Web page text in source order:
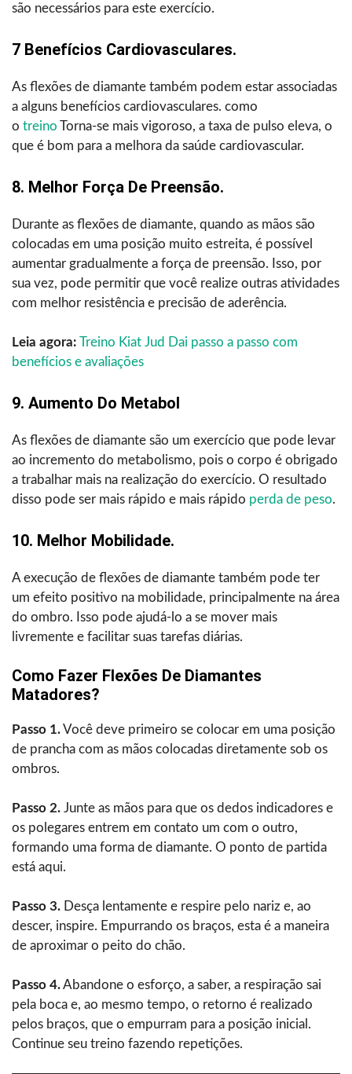
são necessários para este exercício.
7 Benefícios Cardiovasculares.
As flexões de diamante também podem estar associadas
a alguns benefícios cardiovasculares. como
o treino Torna-se mais vigoroso, a taxa de pulso eleva, o
que é bom para a melhora da saúde cardiovascular.
8. Melhor Força De Preensão.
Durante as flexões de diamante, quando as mãos são
colocadas em uma posição muito estreita, é possível
aumentar gradualmente a força de preensão. Isso, por
sua vez, pode permitir que você realize outras atividades
com melhor resistência e precisão de aderência.
Leia agora: Treino Kiat Jud Dai passo a passo com
benefícios e avaliações
9. Aumento Do Metabol
As flexões de diamante são um exercício que pode levar
ao incremento do metabolismo, pois o corpo é obrigado
a trabalhar mais na realização do exercício. O resultado
disso pode ser mais rápido e mais rápido perda de peso.
10. Melhor Mobilidade.
A execução de flexões de diamante também pode ter
um efeito positivo na mobilidade, principalmente na área
do ombro. Isso pode ajudá-lo a se mover mais
livremente e facilitar suas tarefas diárias.
Como Fazer Flexões De Diamantes
Matadores?
Passo 1.Você deve primeiro se colocar em uma posição
de prancha com as mãos colocadas diretamente sob os
ombros.
Passo 2. Junte as mãos para que os dedos indicadores e
os polegares entrem em contato um com o outro,
formando uma forma de diamante. O ponto de partida
está aqui.
Passo 3. Desça lentamente e respire pelo nariz e, ao
descer, inspire. Empurrando os braços, esta é a maneira
de aproximar o peito do chão.
Passo 4.Abandone o esforço, a saber, a respiração sai
pela boca e, ao mesmo tempo, o retorno é realizado
pelos braços, que o empurram para a posição inicial.
Continue seu treino fazendo ‍‌‍‍‌‍‌‍‍‌repetições.